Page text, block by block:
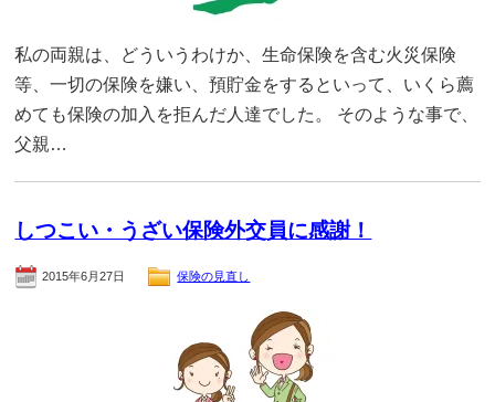
私の両親は、どういうわけか、生命保険を含む火災保険
等、一切の保険を嫌い、預貯金をするといって、いくら薦
めても保険の加入を拒んだ人達でした。 そのような事で、
父親…
しつこい・うざい保険外交員に感謝！
2015年6月27日 保険の見直し